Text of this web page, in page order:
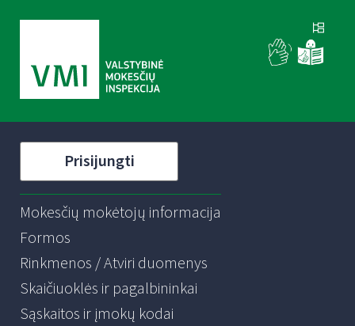
Prisijungti
Mokesčių mokėtojų informacija
Formos
Rinkmenos / Atviri duomenys
Skaičiuoklės ir pagalbininkai
Sąskaitos ir įmokų kodai